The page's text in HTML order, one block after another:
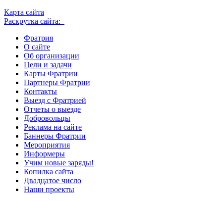
Карта сайта
Раскрутка сайта:
Фратрия
О сайте
Об организации
Цели и задачи
Карты Фратрии
Партнеры Фратрии
Контакты
Выезд с Фратрией
Отчеты о выезде
Добровольцы
Реклама на сайте
Баннеры Фратрии
Мероприятия
Информеры
Учим новые заряды!
Копилка сайта
Двадцатое число
Наши проекты